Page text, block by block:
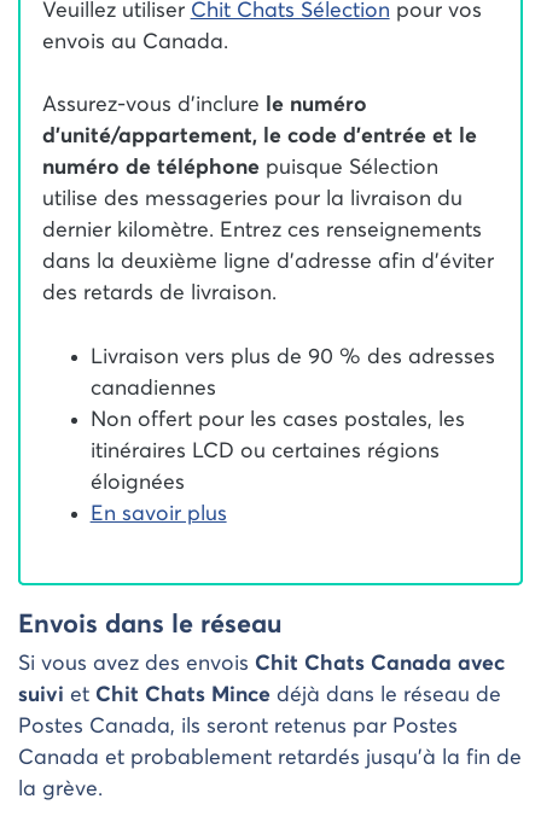
Veuillez utiliser Chit Chats Sélection pour vos
envois au Canada.
Assurez-vous d’inclure
le numéro
d’unité/appartement, le code d’entrée et le
numéro de téléphonepuisque Sélection
utilise des messageries pour la livraison du
dernier kilomètre. Entrez ces renseignements
dans la deuxième ligne d’adresse afin d’éviter
des retards de livraison.
Livraison vers plus de 90 % des adresses
canadiennes
Non offert pour les cases postales, les
itinéraires LCD ou certaines régions
éloignées
En savoir plus
Envois dans le réseau
Si vous avez des envois Chit Chats Canada avec
suivi et Chit Chats Mince déjà dans le réseau de
Postes Canada, ils seront retenus par Postes
Canada et probablement retardés jusqu’à la fin de
la grève.